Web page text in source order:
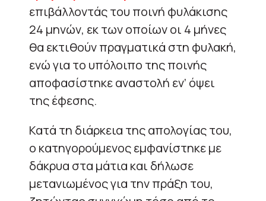
επιβάλλοντάς του ποινή φυλάκισης
24 μηνών, εκ των οποίων οι 4 μήνες
θα εκτιθούν πραγματικά στη φυλακή,
ενώ για το υπόλοιπο της ποινής
αποφασίστηκε αναστολή εν’ όψει
της έφεσης.
Κατά τη διάρκεια της απολογίας του,
ο κατηγορούμενος εμφανίστηκε με
δάκρυα στα μάτια και δήλωσε
μετανιωμένος για την πράξη του,